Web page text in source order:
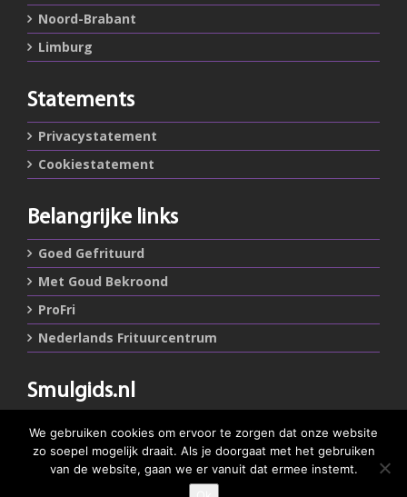
Noord-Brabant
Limburg
Statements
Privacystatement
Cookiestatement
Belangrijke links
Goed Gefrituurd
Met Goud Bekroond
ProFri
Nederlands Frituurcentrum
Smulgids.nl
Blaarthemseweg 72
5502 JW Veldhoven
We gebruiken cookies om ervoor te zorgen dat onze website
zo soepel mogelijk draait. Als je doorgaat met het gebruiken
van de website, gaan we er vanuit dat ermee instemt.